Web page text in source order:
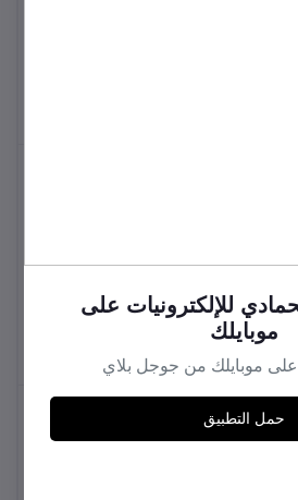
Smart Factory Kit
للإلكترونيات على